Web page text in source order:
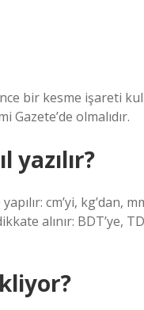
bir kesme işareti
Gazete’de olmalıdır.
yazılır?
cm’yi, kg’dan,
alınır: BDT’ye,